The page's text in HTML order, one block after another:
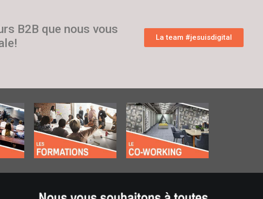
B2B que nous vous
La team #jesuisdigital